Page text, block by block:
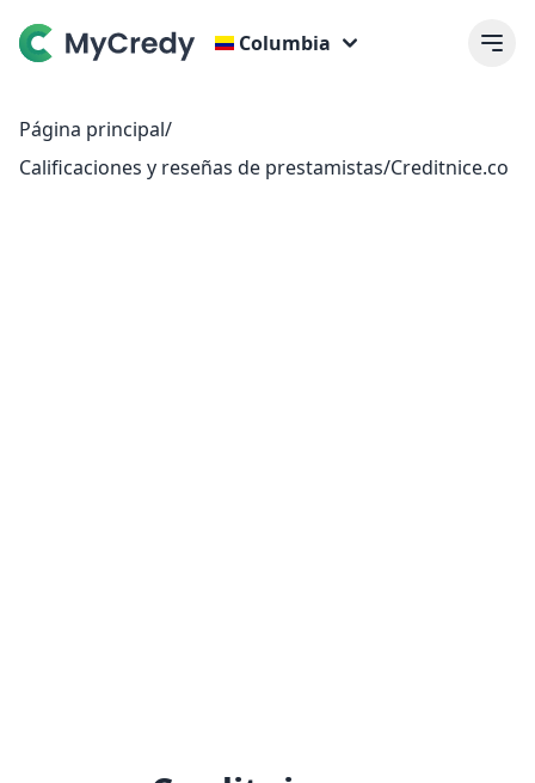
Columbia
Página principal/
Calificaciones y reseñas de prestamistas/Creditnice.co